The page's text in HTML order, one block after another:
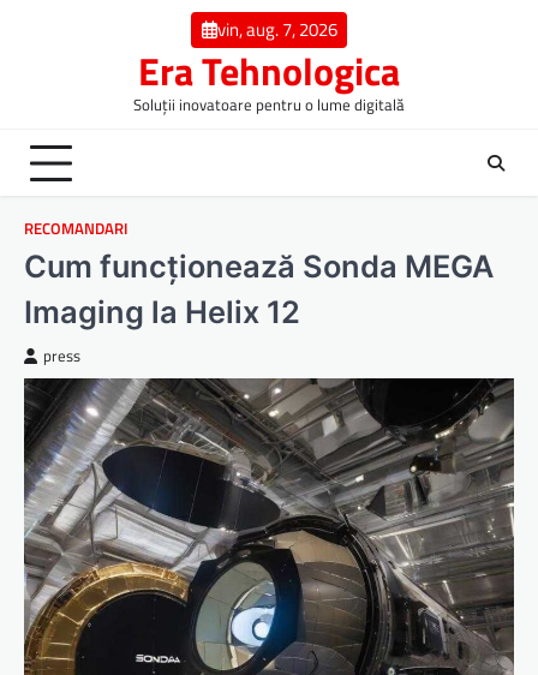
vin, aug. 7, 2026
Era Tehnologica
Soluții inovatoare pentru o lume digitală
RECOMANDARI
Cum funcționează Sonda MEGA
Imaging la Helix 12
press